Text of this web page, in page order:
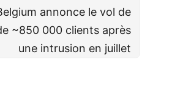
annonce le vol de
~850 000 clients après
une intrusion en juillet